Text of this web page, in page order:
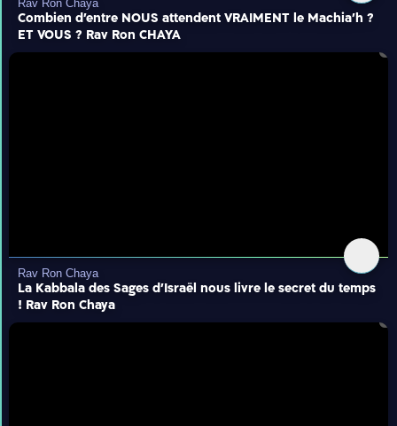
Rav Ron Chaya
Combien d'entre NOUS attendent VRAIMENT le Machia'h ?
ET VOUS ? Rav Ron CHAYA
Rav Ron Chaya
La Kabbala des Sages d’Israël nous livre le secret du temps
! Rav Ron Chaya